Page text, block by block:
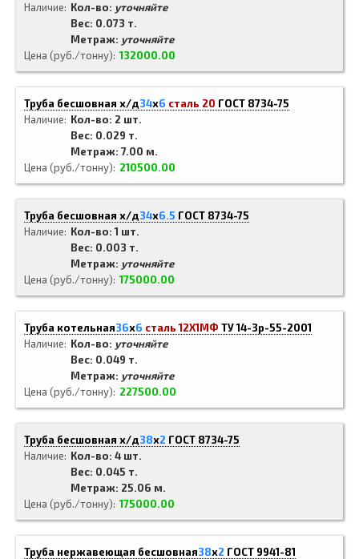
Наличие
Кол-во: уточняйте
Вес: 0.073 т.
Метраж: уточняйте
Цена (руб./тонну) 132000.00
Труба бесшовная х/д34x6 сталь 20 ГОСТ 8734-75
Наличие
Кол-во: 2 шт.
Вес: 0.029 т.
Метраж: 7.00 м.
Цена (руб./тонну)
210500.00
Труба бесшовная х/д34x6.5 ГОСТ 8734-75
Наличие
Кол-во: 1 шт.
Вес: 0.003 т.
Метраж: уточняйте
Цена (руб./тонну) 175000.00
Труба котельная36x6 сталь 12Х1МФ ТУ 14-3р-55-2001
Наличие
Кол-во: уточняйте
Вес: 0.049 т.
Метраж: уточняйте
Цена (руб./тонну)
227500.00
Труба бесшовная х/д38x2 ГОСТ 8734-75
Наличие
Кол-во: 4 шт.
Вес: 0.045 т.
Метраж: 25.06 м.
Цена (руб./тонну) 175000.00
Труба нержавеющая бесшовная38x2 ГОСТ 9941-81